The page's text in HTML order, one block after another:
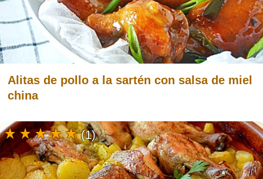
Alitas de pollo a la sartén con salsa de miel
china
(1)